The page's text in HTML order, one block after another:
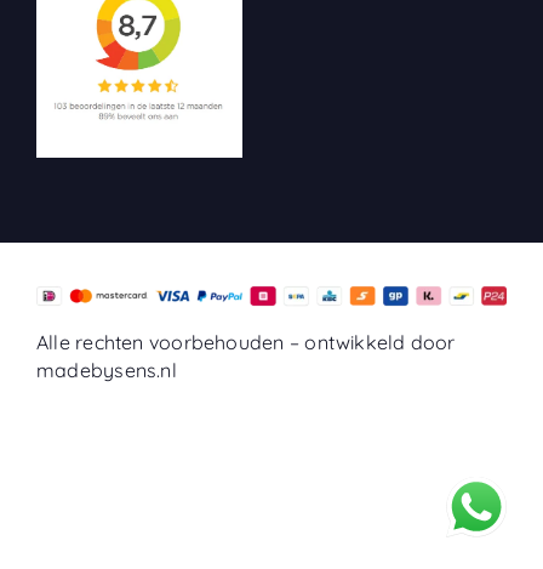
Alle rechten voorbehouden –ontwikkeld door
madebysens.nl